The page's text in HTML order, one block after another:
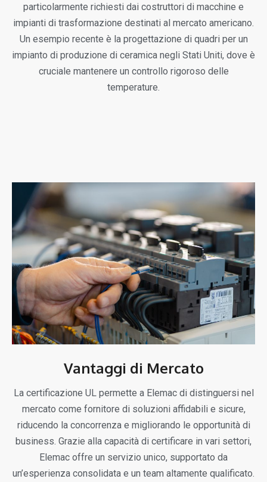
particolarmente richiesti dai costruttori di macchine e
impianti di trasformazione destinati al mercato americano.
Un esempio recente è la progettazione di quadri per un
impianto di produzione di ceramica negli Stati Uniti, dove è
cruciale mantenere un controllo rigoroso delle
temperature.
Vantaggi di Mercato
La certificazione UL permette a Elemac di distinguersi nel
mercato come fornitore di soluzioni affidabili e sicure,
riducendo la concorrenza e migliorando le opportunità di
business. Grazie alla capacità di certificare in vari settori,
Elemac offre un servizio unico, supportato da
un’esperienza consolidata e un team altamente qualificato.